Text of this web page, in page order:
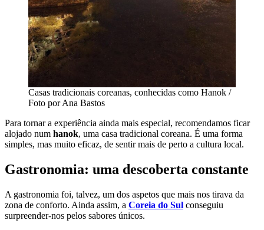
Casas tradicionais coreanas, conhecidas como Hanok /
Foto por Ana Bastos
Para tornar a experiência ainda mais especial, recomendamos ficar
alojado num hanok, uma casa tradicional coreana. É uma forma
simples, mas muito eficaz, de sentir mais de perto a cultura local.
Gastronomia: uma descoberta constante
A gastronomia foi, talvez, um dos aspetos que mais nos tirava da
zona de conforto. Ainda assim, a Coreia do Sul conseguiu
surpreender-nos pelos sabores únicos.